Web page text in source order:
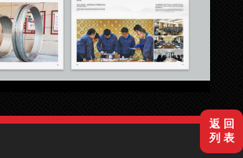
返 回
列 表